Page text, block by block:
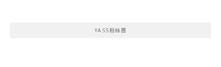
YASS粉絲團